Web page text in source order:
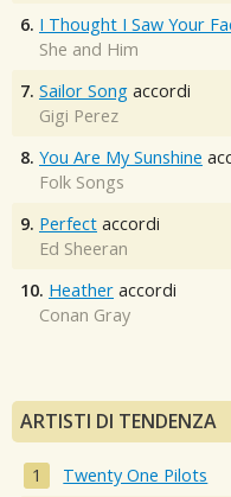
6. I Thought I Saw Your
She and Him
7. Sailor Song accordi
Gigi Perez
8. You Are My Sunshine
Folk Songs
9. Perfect accordi
Ed Sheeran
10. Heather accordi
Conan Gray
ARTISTI DI TENDENZA
Twenty One Pilots